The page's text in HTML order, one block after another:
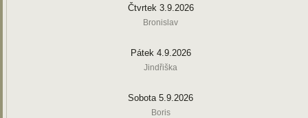
Čtvrtek 3.9.2026
Bronislav
Pátek 4.9.2026
Jindřiška
Sobota 5.9.2026
Boris